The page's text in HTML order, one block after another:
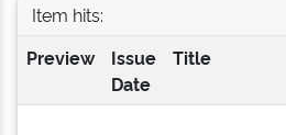
Item hits:
Preview
Issue
Date
Title